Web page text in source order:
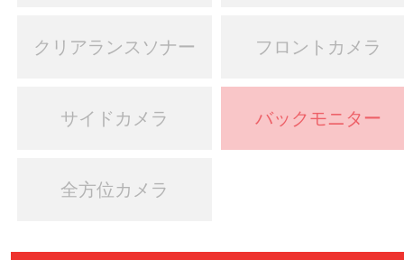
クリアランスソナー フロントカメラ
サイドカメラ バックモニター
全方位カメラ